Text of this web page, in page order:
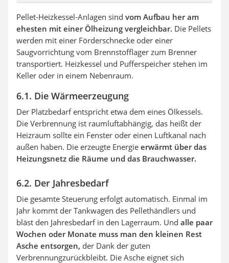
Pellet-Heizkessel-Anlagen sind vom Aufbau her am
ehesten mit einer Ölheizung vergleichbar. Die Pellets
werden mit einer Förderschnecke oder einer
Saugvorrichtung vom Brennstofflager zum Brenner
transportiert. Heizkessel und Pufferspeicher stehen im
Keller oder in einem Nebenraum.
6.1. Die Wärmeerzeugung
Der Platzbedarf entspricht etwa dem eines Ölkessels.
Die Verbrennung ist raumluftabhängig, das heißt der
Heizraum sollte ein Fenster oder einen Luftkanal nach
außen haben. Die erzeugte Energie erwärmt über das
Heizungsnetz die Räume und das Brauchwasser.
6.2. Der Jahresbedarf
Die gesamte Steuerung erfolgt automatisch. Einmal im
Jahr kommt der Tankwagen des Pellethändlers und
bläst den Jahresbedarf in den Lagerraum. Und alle paar
Wochen oder Monate muss man den kleinen Rest
Asche entsorgen, der Dank der guten
Verbrennungzurückbleibt. Die Asche eignet sich